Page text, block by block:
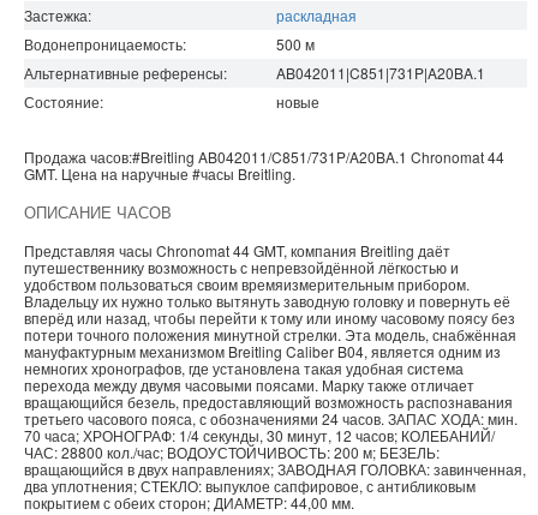
Застежка:
раскладная
Водонепроницаемость: 500 м
Альтернативные референсы:
AB042011|C851|731P|A20BA.1
Состояние:
новые
Продажа часов:#Breitling AB042011/C851/731P/A20BA.1 Chronomat44
GMT. Цена на наручные#часы Breitling.
ОПИСАНИЕ ЧАСОВ
Представляя часы Chronomat 44 GMT, компания Breitling даёт
путешественнику возможность с непревзойдённой лёгкостью и
удобством пользоваться своим времяизмерительным прибором.
Владельцу их нужно только вытянуть заводную головку и повернуть её
вперёд или назад, чтобы перейти к тому или иному часовому поясу без
потери точного положения минутной стрелки. Эта модель, снабжённая
мануфактурным механизмом Breitling Caliber B04, является одним из
немногих хронографов, где установлена такая удобная система
перехода между двумя часовыми поясами. Марку также отличает
вращающийся безель, предоставляющий возможность распознавания
третьего часового пояса, с обозначениями 24 часов. ЗАПАС ХОДА: мин.
70 часа; ХРОНОГРАФ: 1/4 секунды, 30 минут, 12 часов; КОЛЕБАНИЙ/
ЧАС: 28800 кол./час; ВОДОУСТОЙЧИВОСТЬ: 200 м; БЕЗЕЛЬ:
вращающийся в двух направлениях; ЗАВОДНАЯ ГОЛОВКА: завинченная,
два уплотнения; СТЕКЛО: выпуклое сапфировое, с антибликовым
покрытием с обеих сторон; ДИАМЕТР: 44,00 мм.